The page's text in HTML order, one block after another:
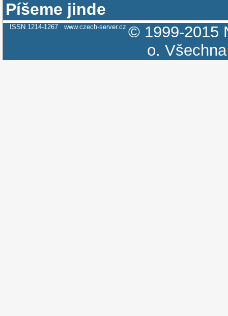
Píšeme jinde
ISSN 1214-1267 www.czech-server.cz © 1999-2015
o.